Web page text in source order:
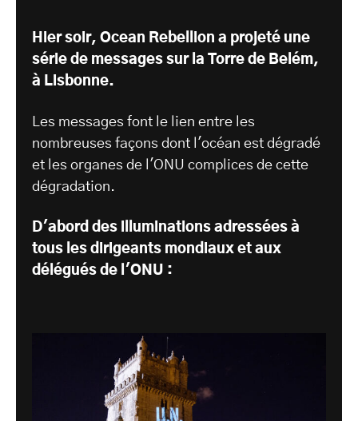
Hier soir, Ocean Rebellion a projeté une
série de messages sur la Torre de Belém,
à Lisbonne.
Les messages font le lien entre les
nombreuses façons dont l'océan est dégradé
et les organes de l'ONU complices de cette
dégradation.
D'abord des illuminations adressées à
tous les dirigeants mondiaux et aux
délégués de l'ONU :